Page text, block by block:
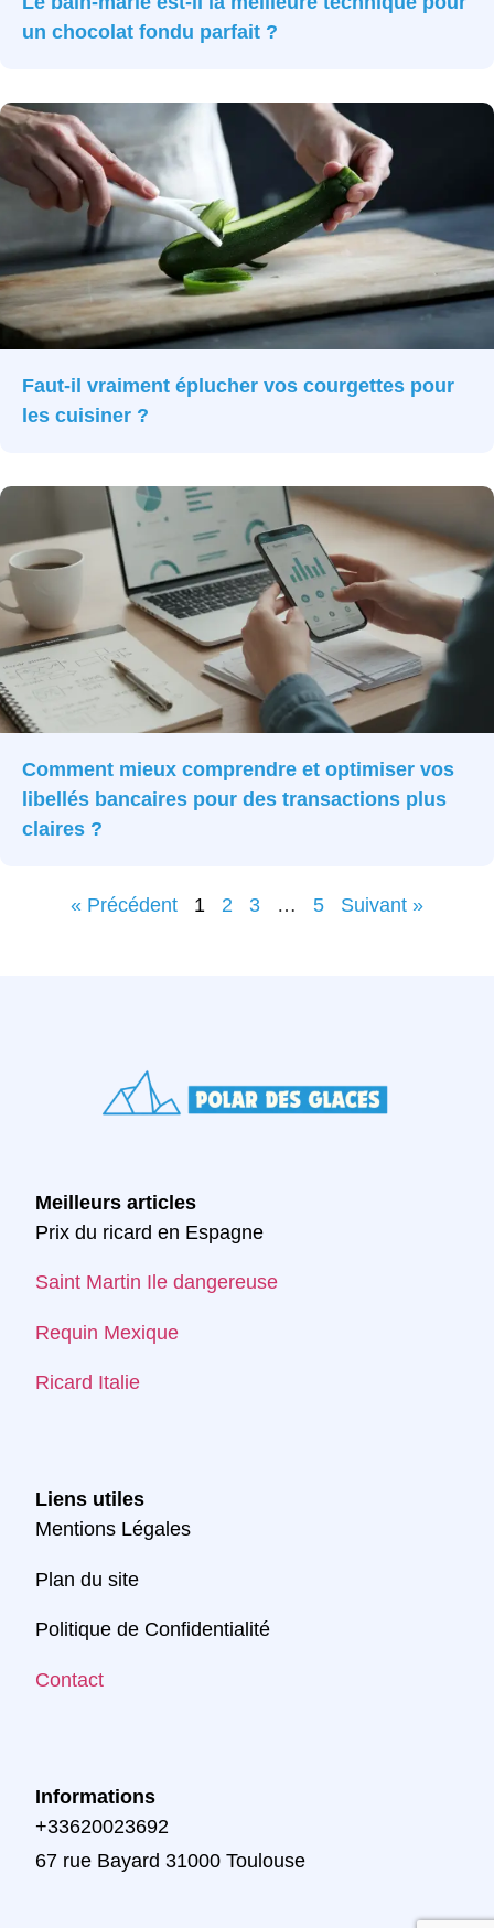
un chocolat fondu parfait ?
Faut-il vraiment éplucher vos courgettes pour
les cuisiner ?
Comment mieux comprendre et optimiser vos
libellés bancaires pour des transactions plus
claires ?
« Précédent 1 2 3 … 5 Suivant »
Meilleurs articles
Prix du ricard en Espagne
Saint Martin Ile dangereuse
Requin Mexique
Ricard Italie
Liens utiles
Mentions Légales
Plan du site
Politique de Confidentialité
Contact
Informations
+33620023692
67 rue Bayard 31000 Toulouse